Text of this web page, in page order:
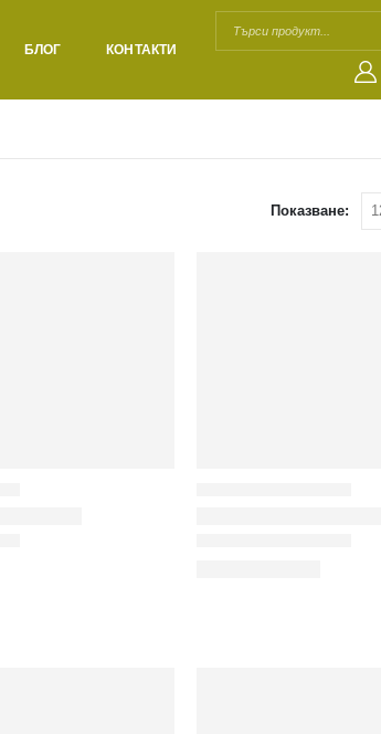
БЛОГ КОНТАКТИ
Показване: